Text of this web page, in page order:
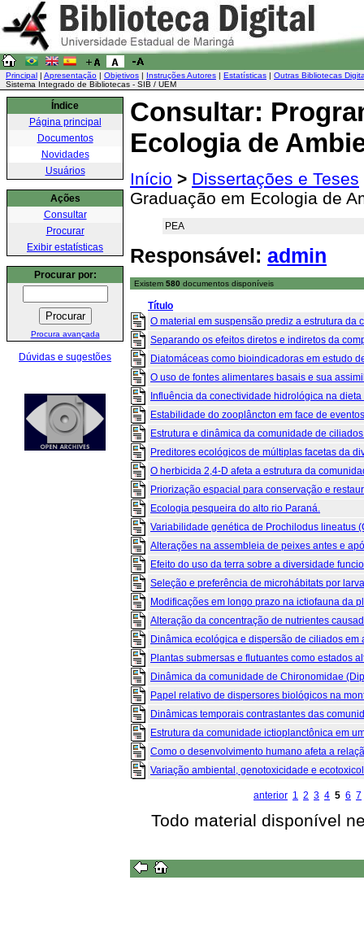
Principal | Apresentação | Objetivos | Instruções Autores | Estatísticas | Outras Bibliotecas
Sistema Integrado de Bibliotecas - SIB / UEM
Índice
Página principal
Documentos
Novidades
Usuários
Ações
Consultar
Procurar
Exibir estatísticas
Procurar por:
Procura avançada
Dúvidas e sugestões
Consultar:
Ecologia de
Início > Dissertações e Teses
Graduação em Ecologia de
PEA
Responsável: admin
Existem 580 documentos disponíveis
Título
O material em suspensão prediz a estrutura da
Separando os efeitos diretos e indiretos da
Diatomáceas como bioindicadoras em estudo
O uso de fontes alimentares basais e sua
Influência da conectividade hidrológica na
Estabilidade do zooplâncton em face de
Estrutura e dinâmica da comunidade de
Preditores ecológicos de múltiplas facetas da
O herbicida 2,4-D afeta a estrutura da
Priorização espacial para conservação e
Ecologia pesqueira do alto rio Paraná.
Variabilidade genética de Prochilodus lineatus
Alterações na assembleia de peixes antes e
Efeito do uso da terra sobre a diversidade
Seleção e preferência de microhábitats por
Modificações em longo prazo na ictiofauna da
Alteração da concentração de nutrientes
Dinâmica ecológica e dispersão de ciliados em
Plantas submersas e flutuantes como estados
Dinâmica da comunidade de Chironomidae
Papel relativo de dispersores biológicos na
Dinâmicas temporais contrastantes das
Estrutura da comunidade ictioplanctônica em
Como o desenvolvimento humano afeta a
Variação ambiental, genotoxicidade e
anterior 1 2 3 4 5 6 7
Todo material disponível